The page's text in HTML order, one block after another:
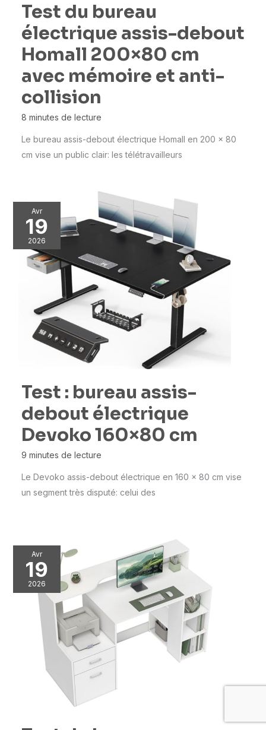
Test du bureau
électrique assis-debout
Homall 200×80 cm
avec mémoire et anti-
collision
8 minutes de lecture
Le bureau assis-debout électrique Homall en 200 x 80
cm vise un public clair: les télétravailleurs
Avr
19
2026
Test : bureau assis-
debout électrique
Devoko 160×80 cm
9 minutes de lecture
Le Devoko assis-debout électrique en 160 x 80 cm vise
un segment très disputé: celui des
Avr
19
2026